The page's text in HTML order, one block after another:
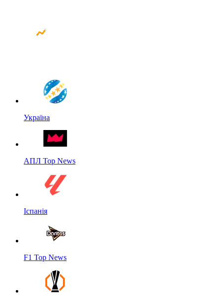
Україна
АПЛ Top News
Іспанія
F1 Top News